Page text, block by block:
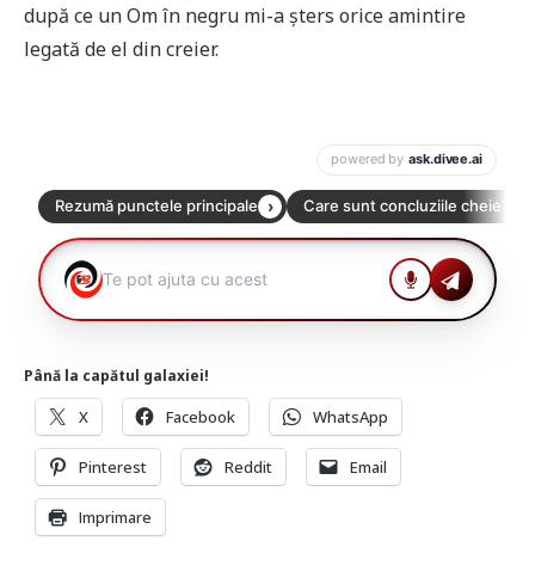
după ce un Om în negru mi-a șters orice amintire
legată de el din creier.
Până la capătul galaxiei!
X Facebook WhatsApp
Pinterest Reddit Email
Imprimare